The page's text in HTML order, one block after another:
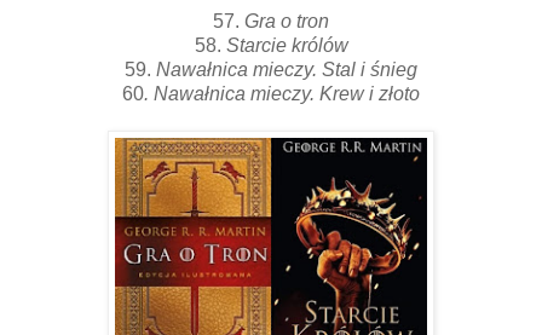
57. Gra o tron
58. Starcie królów
59. Nawałnica mieczy. Stal i śnieg
60. Nawałnica mieczy. Krew i złoto